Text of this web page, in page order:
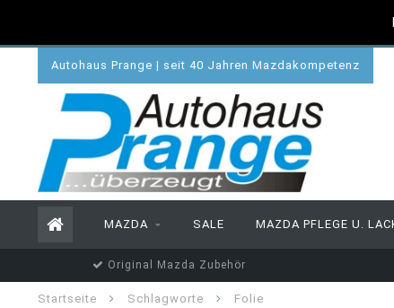
Autohaus Prange | seit 40 Jahren Mazdakompetenz
MAZDA SALE MAZDA PFLEGE U.
Original Mazda Zubehör
Startseite Schlagworte Folie